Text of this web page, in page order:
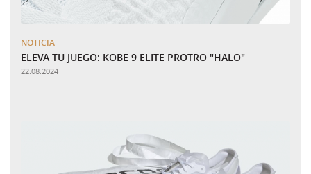
NOTICIA
ELEVA TU JUEGO: KOBE 9 ELITE PROTRO "HALO"
22.08.2024